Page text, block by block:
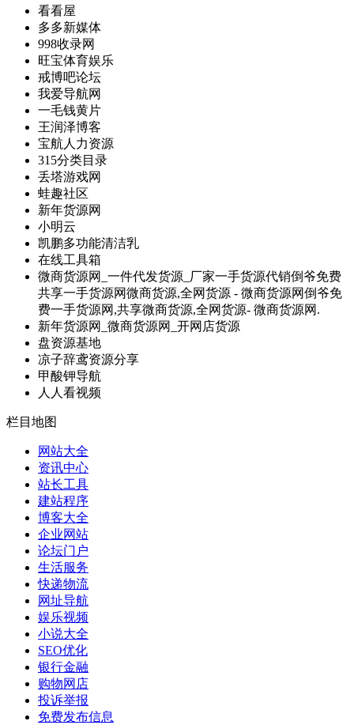
看看屋
多多新媒体
998收录网
旺宝体育娱乐
戒博吧论坛
我爱导航网
一毛钱黄片
王润泽博客
宝航人力资源
315分类目录
丢塔游戏网
蛙趣社区
新年货源网
小明云
凯鹏多功能清洁乳
在线工具箱
微商货源网_一件代发货源_厂家一手货源代销倒爷免费
共享一手货源网微商货源,全网货源 - 微商货源网倒爷免
费一手货源网,共享微商货源,全网货源- 微商货源网.
新年货源网_微商货源网_开网店货源
盘资源基地
凉子辞鸢资源分享
甲酸钾导航
人人看视频
栏目地图
网站大全
资讯中心
站长工具
建站程序
博客大全
企业网站
论坛门户
生活服务
快递物流
网址导航
娱乐视频
小说大全
SEO优化
银行金融
购物网店
投诉举报
免费发布信息